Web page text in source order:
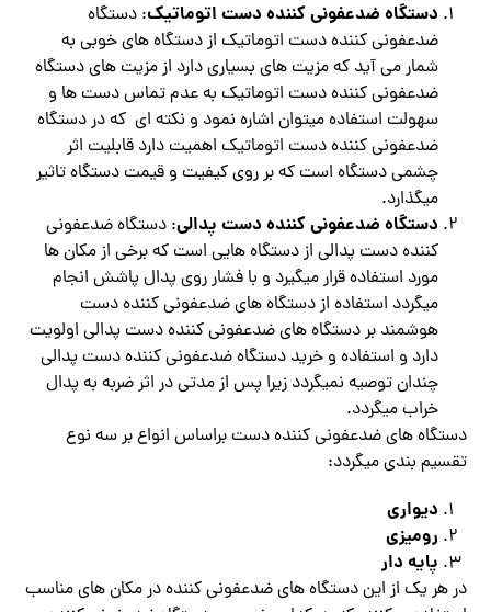
دستگاه ضدعفونی کننده دست اتوماتیک: دستگاه
ضدعفونی کننده دست اتوماتیک از دستگاه های خوبی به
شمار می آید که مزیت های بسیاری دارد از مزیت های دستگاه
ضدعفونی کننده دست اتوماتیک به عدم تماس دست ها و
سهولت استفاده میتوان اشاره نمود و نکته ای که در دستگاه
ضدعفونی کننده دست اتوماتیک اهمیت دارد قابلیت اثر
چشمی دستگاه است که بر روی کیفیت و قیمت دستگاه تاثیر
میگذارد.
دستگاه ضدعفونی کننده دست پدالی: دستگاه ضدعفونی
کننده دست پدالی از دستگاه هایی است که برخی از مکان ها
مورد استفاده قرار میگیرد و با فشار روی پدال پاشش انجام
میگردد استفاده از دستگاه های ضدعفونی کننده دست
هوشمند بر دستگاه های ضدعفونی کننده دست پدالی اولویت
دارد و استفاده و خرید دستگاه ضدعفونی کننده دست پدالی
چندان توصیه نمیگردد زیرا پس از مدتی در اثر ضربه به پدال
خراب میگردد.
دستگاه های ضدعفونی کننده دست براساس انواع بر سه نوع
تقسیم بندی میگردد:
دیواری
رومیزی
پایه دار
در هر یک از این دستگاه های ضدعفونی کننده در مکان های مناسب